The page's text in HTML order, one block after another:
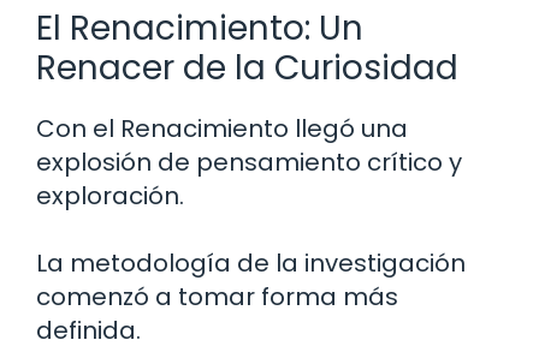
El Renacimiento: Un
Renacer de la Curiosidad
Con el Renacimiento llegó una
explosión de pensamiento crítico y
exploración.
La metodología de la investigación
comenzó a tomar forma más
definida.